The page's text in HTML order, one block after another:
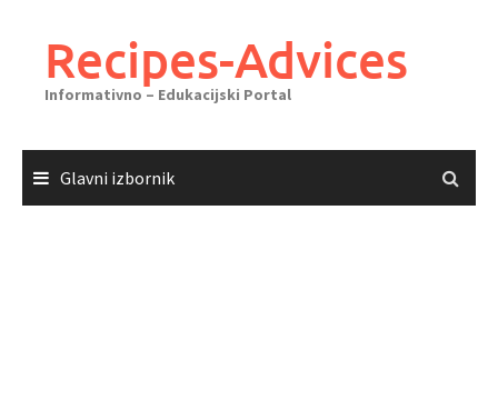
sadržajaRecipes-Advices
Informativno – Edukacijski Portal
Glavni izbornik